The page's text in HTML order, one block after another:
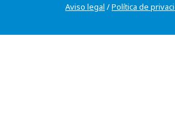
Aviso legal /Política de